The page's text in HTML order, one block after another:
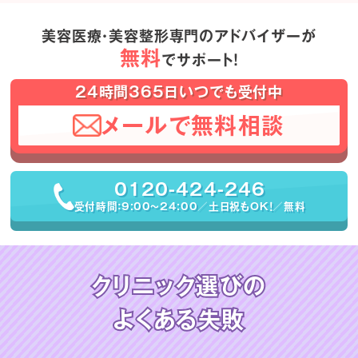
美容医療・美容整形専門のアドバイザーが
無料でサポート！
24時間365日いつでも受付中
メールで無料相談
0120-424-246
受付時間：9:00〜24:00／土日祝もOK！／無料
クリニック選びの
よくある失敗